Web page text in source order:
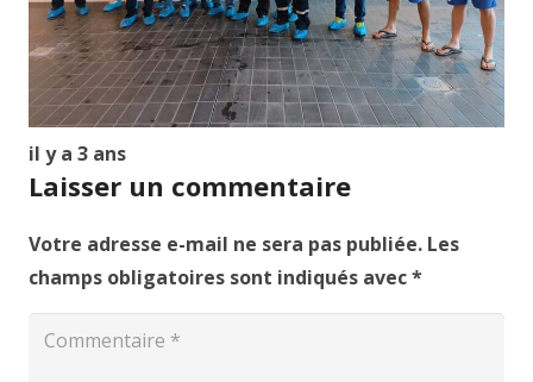
il y a 3 ans
Laisser un commentaire
Votre adresse e-mail ne sera pas publiée. Les
champs obligatoires sont indiqués avec*